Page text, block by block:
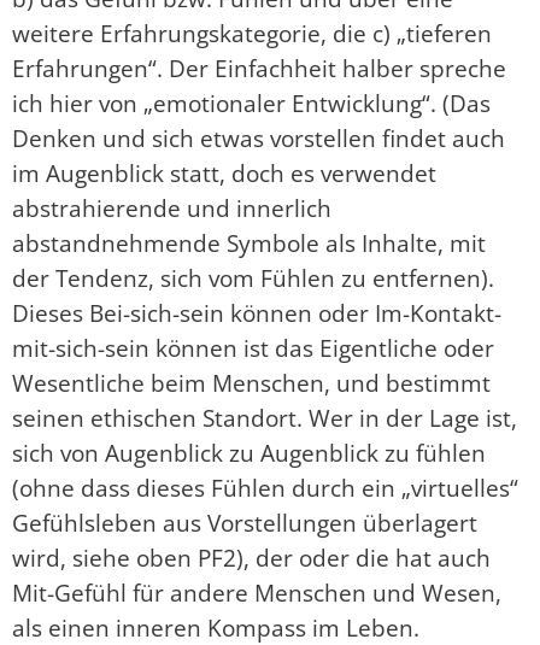
weitere Erfahrungskategorie, die c) „tieferen
Erfahrungen“. Der Einfachheit halber spreche
ich hier von „emotionaler Entwicklung“. (Das
Denken und sich etwas vorstellen findet auch
im Augenblick statt, doch es verwendet
abstrahierende und innerlich
abstandnehmende Symbole als Inhalte, mit
der Tendenz, sich vom Fühlen zu entfernen).
Dieses Bei-sich-sein können oder Im-Kontakt-
mit-sich-sein können ist das Eigentliche oder
Wesentliche beim Menschen, und bestimmt
seinen ethischen Standort. Wer in der Lage ist,
sich von Augenblick zu Augenblick zu fühlen
(ohne dass dieses Fühlen durch ein „virtuelles“
Gefühlsleben aus Vorstellungen überlagert
wird, siehe oben PF2), der oder die hat auch
Mit-Gefühl für andere Menschen und Wesen,
als einen inneren Kompass im Leben.